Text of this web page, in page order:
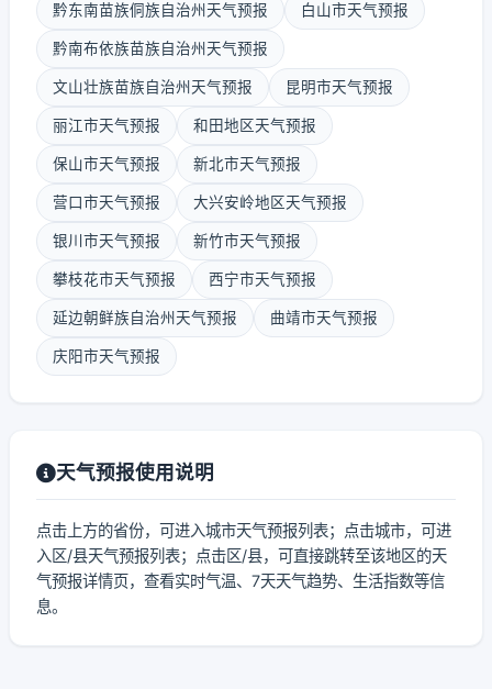
黔东南苗族侗族自治州天气预报 白山市天气预报
黔南布依族苗族自治州天气预报
文山壮族苗族自治州天气预报 昆明市天气预报
丽江市天气预报 和田地区天气预报
保山市天气预报 新北市天气预报
营口市天气预报 大兴安岭地区天气预报
银川市天气预报 新竹市天气预报
攀枝花市天气预报 西宁市天气预报
延边朝鲜族自治州天气预报 曲靖市天气预报
庆阳市天气预报
天气预报使用说明
点击上方的省份，可进入城市天气预报列表；点击城市，可进
入区/县天气预报列表；点击区/县，可直接跳转至该地区的天
气预报详情页，查看实时气温、7天天气趋势、生活指数等信
息。